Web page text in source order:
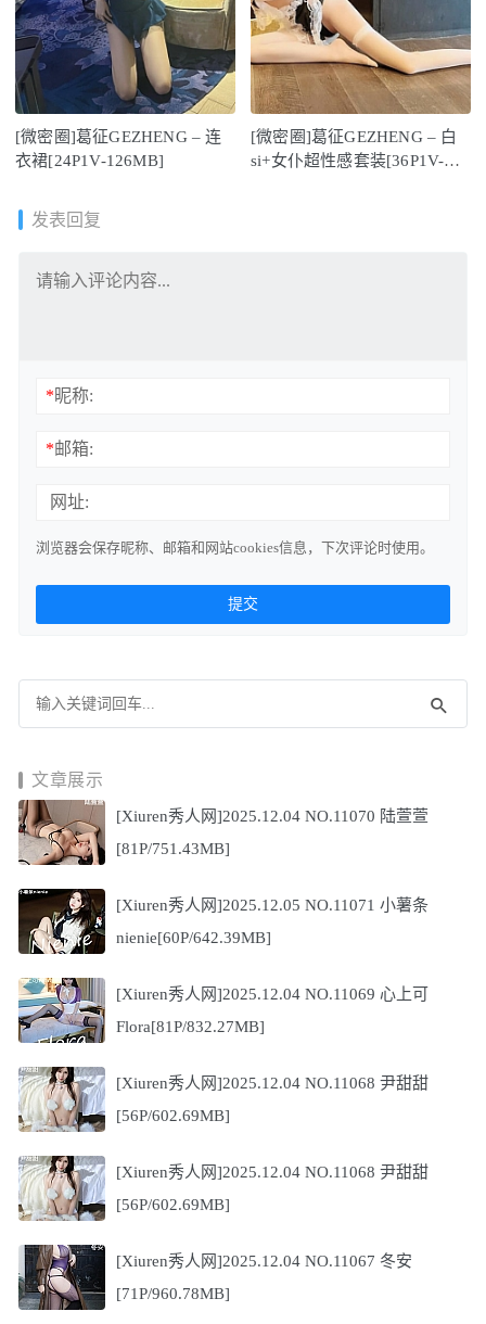
[微密圈]葛征GEZHENG – 连
衣裙[24P1V-126MB]
[微密圈]葛征GEZHENG – 白
si+女仆超性感套装[36P1V-
发表回复
*昵称:
*邮箱:
网址:
浏览器会保存昵称、邮箱和网站cookies信息，下次评论时使用。
文章展示
[Xiuren秀人网]2025.12.04 NO.11070 陆萱萱
[81P/751.43MB]
[Xiuren秀人网]2025.12.05 NO.11071 小薯条
nienie[60P/642.39MB]
[Xiuren秀人网]2025.12.04 NO.11069 心上可
Flora[81P/832.27MB]
[Xiuren秀人网]2025.12.04 NO.11068 尹甜甜
[56P/602.69MB]
[Xiuren秀人网]2025.12.04 NO.11068 尹甜甜
[56P/602.69MB]
[Xiuren秀人网]2025.12.04 NO.11067 冬安
[71P/960.78MB]